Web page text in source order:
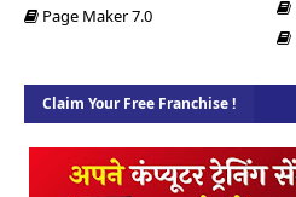
Page Maker 7.0
Claim Your Free Franchise !